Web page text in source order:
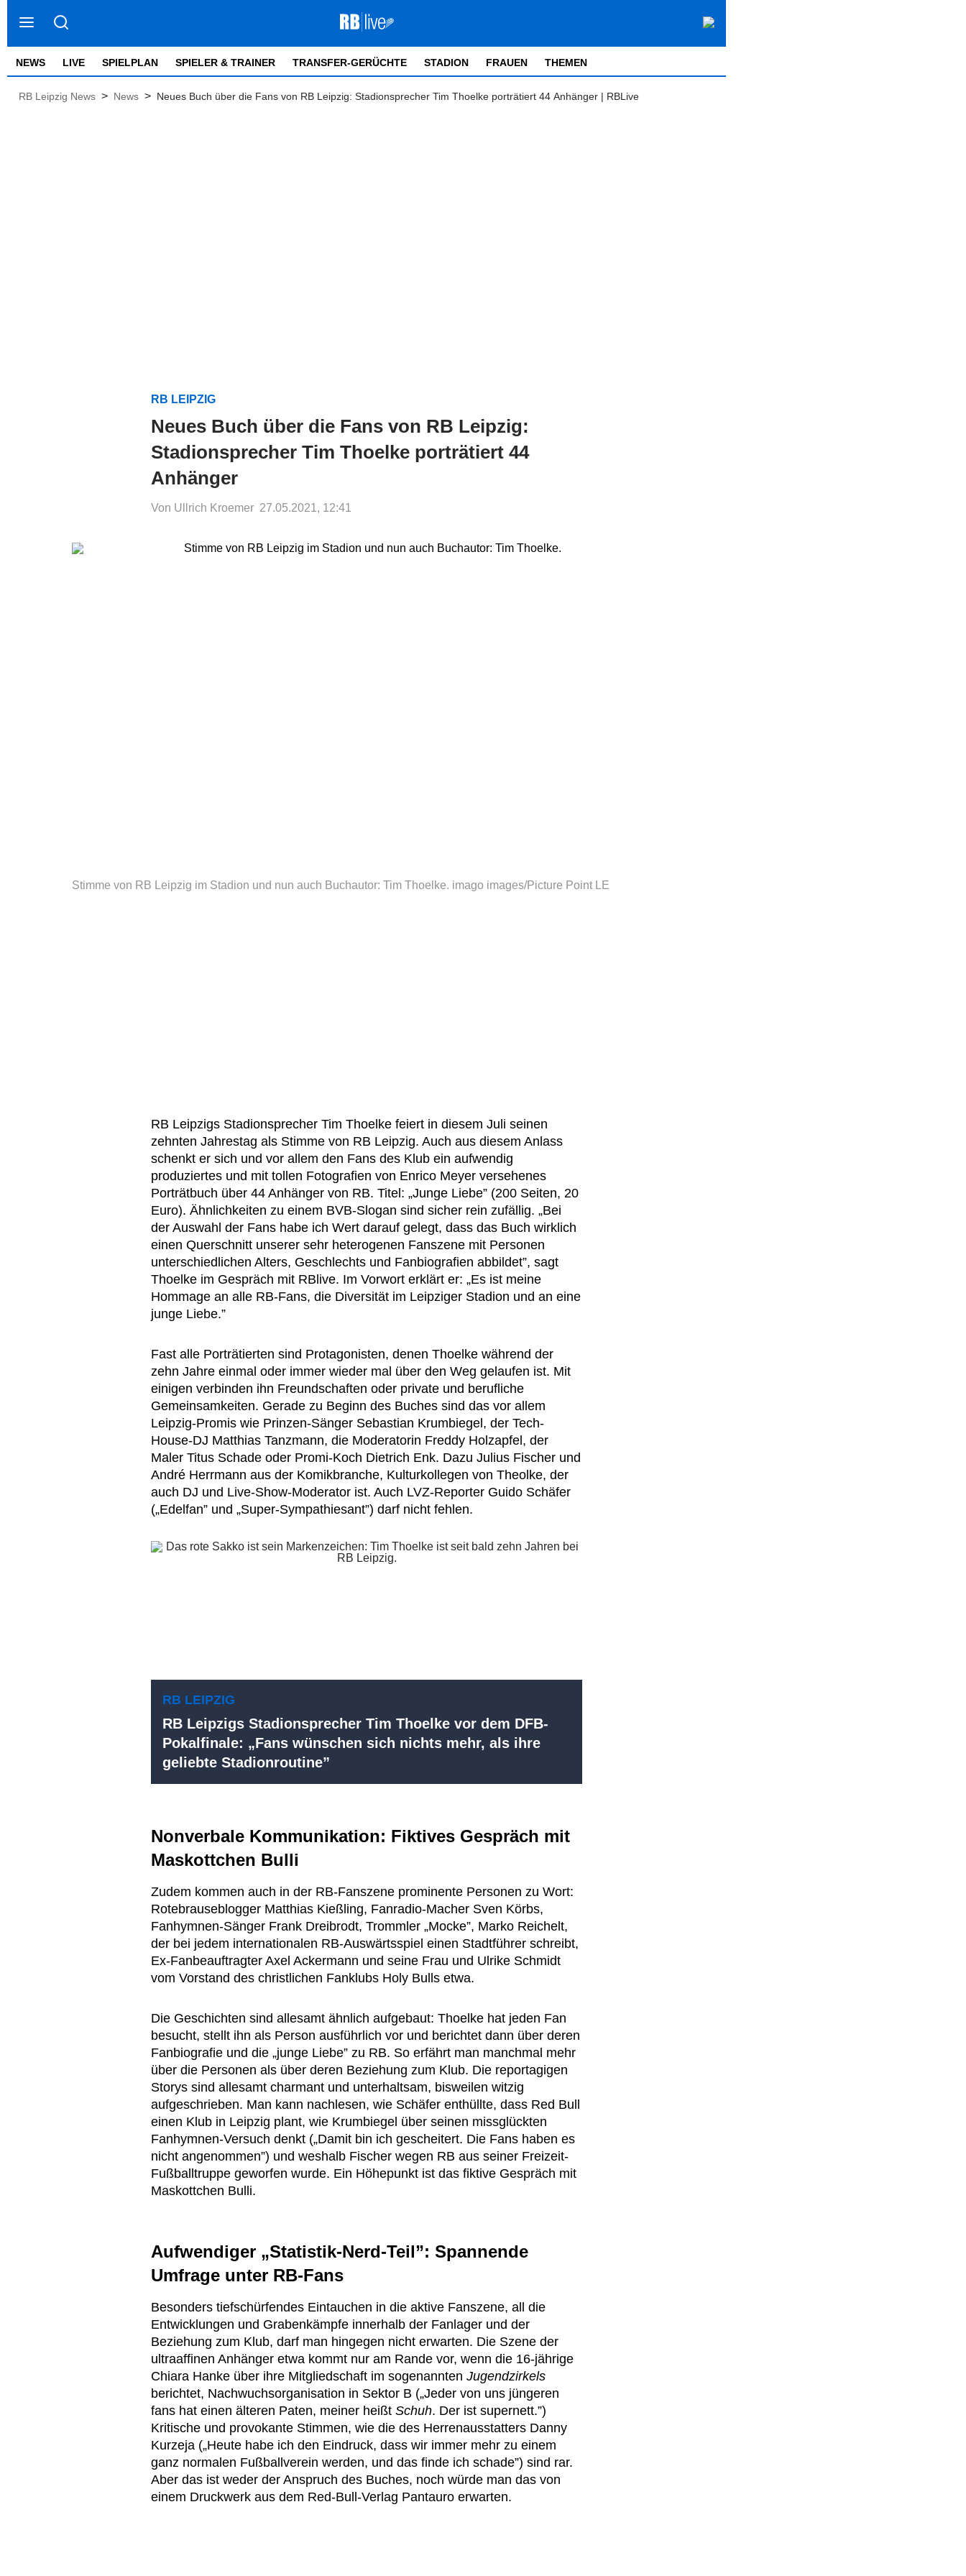
NEWS LIVE SPIELPLAN SPIELER & TRAINER TRANSFER-GERÜCHTE STADION FRAUEN THEMEN
RB Leipzig News > News > Neues Buch über die Fans von RB Leipzig: Stadionsprecher Tim Thoelke porträtiert 44 Anhänger | RBLive
RB LEIPZIG
Neues Buch über die Fans von RB Leipzig:
Stadionsprecher Tim Thoelke porträtiert 44
Anhänger
Von Ullrich Kroemer 27.05.2021, 12:41
Stimme von RB Leipzig im Stadion und nun auch Buchautor: Tim Thoelke. imago images/Picture Point LE
RB Leipzigs Stadionsprecher Tim Thoelke feiert in diesem Juli seinen
zehnten Jahrestag als Stimme von RB Leipzig. Auch aus diesem Anlass
schenkt er sich und vor allem den Fans des Klub ein aufwendig
produziertes und mit tollen Fotografien von Enrico Meyer versehenes
Porträtbuch über 44 Anhänger von RB. Titel: „Junge Liebe” (200 Seiten, 20
Euro). Ähnlichkeiten zu einem BVB-Slogan sind sicher rein zufällig. „Bei
der Auswahl der Fans habe ich Wert darauf gelegt, dass das Buch wirklich
einen Querschnitt unserer sehr heterogenen Fanszene mit Personen
unterschiedlichen Alters, Geschlechts und Fanbiografien abbildet”, sagt
Thoelke im Gespräch mit RBlive. Im Vorwort erklärt er: „Es ist meine
Hommage an alle RB-Fans, die Diversität im Leipziger Stadion und an eine
junge Liebe.”
Fast alle Porträtierten sind Protagonisten, denen Thoelke während der
zehn Jahre einmal oder immer wieder mal über den Weg gelaufen ist. Mit
einigen verbinden ihn Freundschaften oder private und berufliche
Gemeinsamkeiten. Gerade zu Beginn des Buches sind das vor allem
Leipzig-Promis wie Prinzen-Sänger Sebastian Krumbiegel, der Tech-
House-DJ Matthias Tanzmann, die Moderatorin Freddy Holzapfel, der
Maler Titus Schade oder Promi-Koch Dietrich Enk. Dazu Julius Fischer und
André Herrmann aus der Komikbranche, Kulturkollegen von Theolke, der
auch DJ und Live-Show-Moderator ist. Auch LVZ-Reporter Guido Schäfer
(„Edelfan” und „Super-Sympathiesant”) darf nicht fehlen.
RB LEIPZIG
RB Leipzigs Stadionsprecher Tim Thoelke vor dem DFB-
Pokalfinale: „Fans wünschen sich nichts mehr, als ihre
geliebte Stadionroutine”
Nonverbale Kommunikation: Fiktives Gespräch mit
Maskottchen Bulli
Zudem kommen auch in der RB-Fanszene prominente Personen zu Wort:
Rotebrauseblogger Matthias Kießling, Fanradio-Macher Sven Körbs,
Fanhymnen-Sänger Frank Dreibrodt, Trommler „Mocke”, Marko Reichelt,
der bei jedem internationalen RB-Auswärtsspiel einen Stadtführer schreibt,
Ex-Fanbeauftragter Axel Ackermann und seine Frau und Ulrike Schmidt
vom Vorstand des christlichen Fanklubs Holy Bulls etwa.
Die Geschichten sind allesamt ähnlich aufgebaut: Thoelke hat jeden Fan
besucht, stellt ihn als Person ausführlich vor und berichtet dann über deren
Fanbiografie und die „junge Liebe” zu RB. So erfährt man manchmal mehr
über die Personen als über deren Beziehung zum Klub. Die reportagigen
Storys sind allesamt charmant und unterhaltsam, bisweilen witzig
aufgeschrieben. Man kann nachlesen, wie Schäfer enthüllte, dass Red Bull
einen Klub in Leipzig plant, wie Krumbiegel über seinen missglückten
Fanhymnen-Versuch denkt („Damit bin ich gescheitert. Die Fans haben es
nicht angenommen”) und weshalb Fischer wegen RB aus seiner Freizeit-
Fußballtruppe geworfen wurde. Ein Höhepunkt ist das fiktive Gespräch mit
Maskottchen Bulli.
Aufwendiger „Statistik-Nerd-Teil”: Spannende
Umfrage unter RB-Fans
Besonders tiefschürfendes Eintauchen in die aktive Fanszene, all die
Entwicklungen und Grabenkämpfe innerhalb der Fanlager und der
Beziehung zum Klub, darf man hingegen nicht erwarten. Die Szene der
ultraaffinen Anhänger etwa kommt nur am Rande vor, wenn die 16-jährige
Chiara Hanke über ihre Mitgliedschaft im sogenannten Jugendzirkels
berichtet, Nachwuchsorganisation in Sektor B („Jeder von uns jüngeren
fans hat einen älteren Paten, meiner heißt Schuh. Der ist supernett.”)
Kritische und provokante Stimmen, wie die des Herrenausstatters Danny
Kurzeja („Heute habe ich den Eindruck, dass wir immer mehr zu einem
ganz normalen Fußballverein werden, und das finde ich schade”) sind rar.
Aber das ist weder der Anspruch des Buches, noch würde man das von
einem Druckwerk aus dem Red-Bull-Verlag Pantauro erwarten.